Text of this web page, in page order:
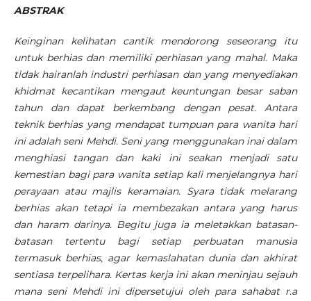
ABSTRAK
Keinginan kelihatan cantik mendorong seseorang itu
untuk berhias dan memiliki perhiasan yang mahal. Maka
tidak hairanlah industri perhiasan dan yang menyediakan
khidmat kecantikan mengaut keuntungan besar saban
tahun dan dapat berkembang dengan pesat. Antara
teknik berhias yang mendapat tumpuan para wanita hari
ini adalah seni Mehdi. Seni yang menggunakan inai dalam
menghiasi tangan dan kaki ini seakan menjadi satu
kemestian bagi para wanita setiap kali menjelangnya hari
perayaan atau majlis keramaian. Syara tidak melarang
berhias akan tetapi ia membezakan antara yang harus
dan haram darinya. Begitu juga ia meletakkan batasan-
batasan tertentu bagi setiap perbuatan manusia
termasuk berhias, agar kemaslahatan dunia dan akhirat
sentiasa terpelihara. Kertas kerja ini akan meninjau sejauh
mana seni Mehdi ini dipersetujui oleh para sahabat r.a